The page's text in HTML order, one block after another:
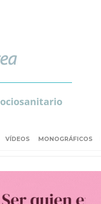
VÍDEOS MONOGRÁFICOS